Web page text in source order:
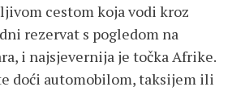
cestom koja vodi kroz
rezervat s pogledom na
i najsjevernija je točka Afrike.
doći automobilom, taksijem ili